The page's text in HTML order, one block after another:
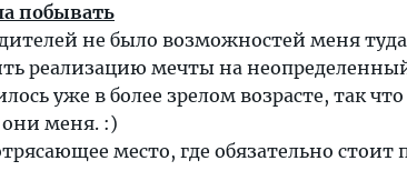
побывать
не было возможностей меня
реализацию мечты на
уже в более зрелом возрасте, так
они меня. :)
место, где обязательно стоит